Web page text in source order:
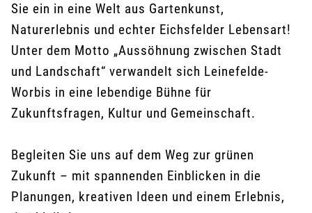
Sie ein in eine Welt aus Gartenkunst,
Naturerlebnis und echter Eichsfelder Lebensart!
Unter dem Motto „Aussöhnung zwischen Stadt
und Landschaft“ verwandelt sich Leinefelde-
Worbis in eine lebendige Bühne für
Zukunftsfragen, Kultur und Gemeinschaft.
Begleiten Sie uns auf dem Weg zur grünen
Zukunft – mit spannenden Einblicken in die
Planungen, kreativen Ideen und einem Erlebnis,